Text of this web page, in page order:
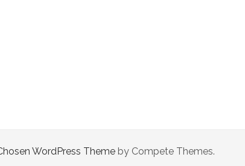
WordPress Theme by Compete Themes.